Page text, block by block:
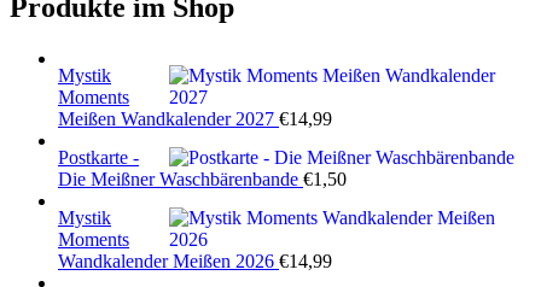
Produkte im Shop
Mystik
Moments
Meißen Wandkalender 2027 €14,99
Postkarte -
Die Meißner Waschbärenbande €1,50
Mystik
Moments
Wandkalender Meißen 2026 €14,99